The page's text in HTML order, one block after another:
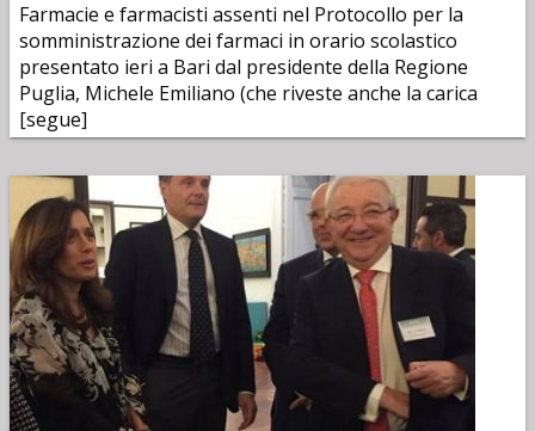
Farmacie e farmacisti assenti nel Protocollo per la
somministrazione dei farmaci in orario scolastico
presentato ieri a Bari dal presidente della Regione
Puglia, Michele Emiliano (che riveste anche la carica
[segue]